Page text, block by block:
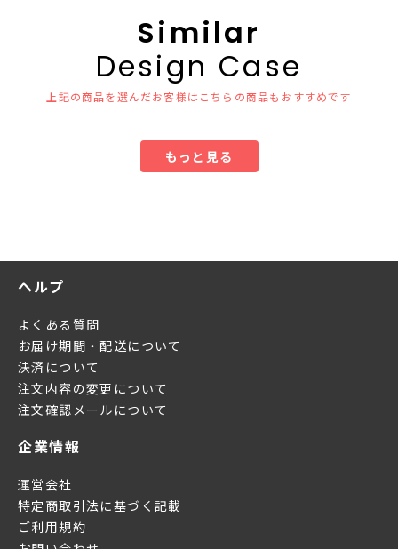
Similar
Design Case
上記の商品を選んだお客様はこちらの商品もおすすめです
もっと見る
ヘルプ
よくある質問
お届け期間・配送について
決済について
注文内容の変更について
注文確認メールについて
企業情報
運営会社
特定商取引法に基づく記載
ご利用規約